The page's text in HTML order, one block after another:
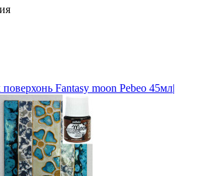
поверхонь Fantasy moon Pebeo 45мл|